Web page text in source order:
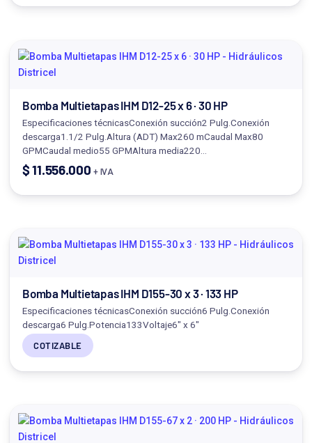
Bomba Multietapas IHM D12-25 x 6 · 30 HP
Especificaciones técnicasConexión succión2 Pulg.Conexión
descarga1.1/2 Pulg.Altura (ADT) Max260 mCaudal Max80
GPMCaudal medio55 GPMAltura media220…
$11.556.000 + IVA
Bomba Multietapas IHM D155-30 x 3 · 133 HP
Especificaciones técnicasConexión succión6 Pulg.Conexión
descarga6 Pulg.Potencia133Voltaje6" x 6"
COTIZABLE